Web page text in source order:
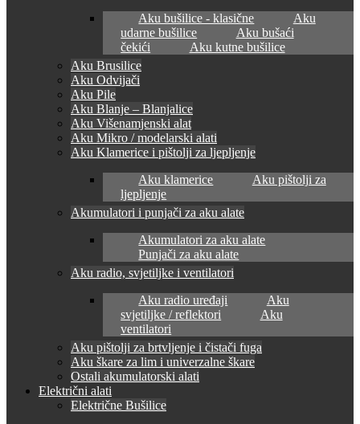
Aku bušilice - klasične
Aku
udarne bušilice
Aku bušaći
čekići
Aku kutne bušilice
Aku Brusilice
Aku Odvijači
Aku Pile
Aku Blanje – Blanjalice
Aku Višenamjenski alat
Aku Mikro / modelarski alati
Aku Klamerice i pištolji za ljepljenje
Aku klamerice
Aku pištolji za
ljepljenje
Akumulatori i punjači za aku alate
Akumulatori za aku alate
Punjači za aku alate
Aku radio, svjetiljke i ventilatori
Aku radio uređaji
Aku
svjetiljke / reflektori
Aku
ventilatori
Aku pištolji za brtvljenje i čistači fuga
Aku škare za lim i univerzalne škare
Ostali akumulatorski alati
Električni alati
Električne Bušilice